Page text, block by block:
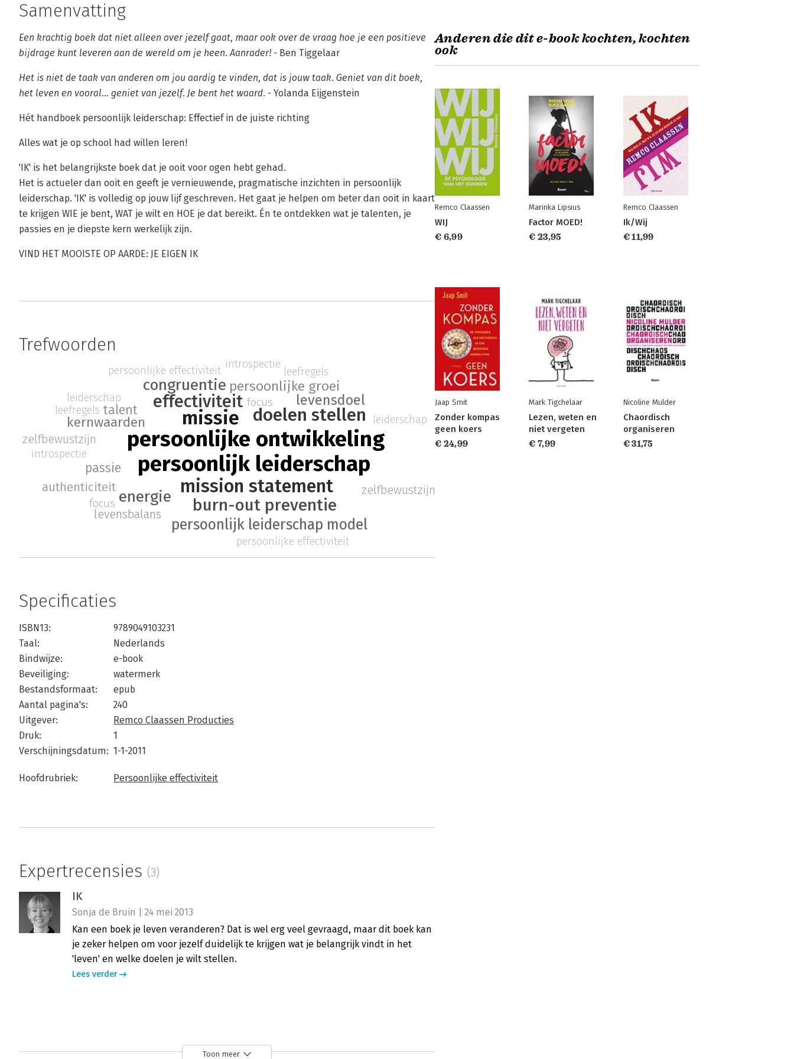
Samenvatting
Een krachtig boek dat niet alleen over jezelf gaat, maar ook over de vraag hoe je een positieve
bijdrage kunt leveren aan de wereld om je heen. Aanrader! - Ben Tiggelaar
Het is niet de taak van anderen om jou aardig te vinden, dat is jouw taak. Geniet van dit boek,
het leven en vooral... geniet van jezelf. Je bent het waard. - Yolanda Eijgenstein
Hét handboek persoonlijk leiderschap: Effectief in de juiste richting
Alles wat je op school had willen leren!
'IK' is het belangrijkste boek dat je ooit voor ogen hebt gehad.
Het is actueler dan ooit en geeft je vernieuwende, pragmatische inzichten in persoonlijk
leiderschap. 'IK' is volledig op jouw lijf geschreven. Het gaat je helpen om beter dan ooit in kaart
te krijgen WIE je bent, WAT je wilt en HOE je dat bereikt. Én te ontdekken wat je talenten, je
passies en je diepste kern werkelijk zijn.
VIND HET MOOISTE OP AARDE: JE EIGEN IK
Trefwoorden
persoonlijke ontwikkeling
persoonlijk leiderschap
missie
mission statement
effectiviteit
burn-out preventie
doelen stellen
energie
congruentie
persoonlijk leiderschap model
kernwaarden
persoonlijke groei
levensdoel
passie
levensbalans
authenticiteit
talent
introspectie
zelfbewustzijn
leefregels
persoonlijke effectiviteit
leiderschap focus
introspectie
zelfbewustzijn
leefregels
persoonlijke effectiviteit
leiderschap
focus
Specificaties
ISBN13:
9789049103231
Taal:
Nederlands
Bindwijze:
e-book
Beveiliging:
watermerk
Bestandsformaat:
epub
Aantal pagina's:
240
Uitgever:
Remco Claassen Producties
Druk:
1
Verschijningsdatum: 1-1-2011
Hoofdrubriek: Persoonlijke effectiviteit
Expertrecensies (3)
IK
Sonja de Bruin | 24 mei 2013
Kan een boek je leven veranderen? Dat is wel erg veel gevraagd, maar dit boek kan
je zeker helpen om voor jezelf duidelijk te krijgen wat je belangrijk vindt in het
'leven' en welke doelen je wilt stellen.
Lees verder
Peter Vermeulen | 9 mei 2008
Toon meer
Anderen die dit e-book kochten, kochten
ook
Remco Claassen
WIJ
€ 6,99
Marinka Lipsius
Factor MOED!
€ 23,95
Remco Claassen
Ik/Wij
€ 11,99
Jaap Smit
Zonder kompas
geen koers
€ 24,99
Mark Tigchelaar
Lezen, weten en
niet vergeten
€ 7,99
Nicoline Mulder
Chaordisch
organiseren
€ 31,75